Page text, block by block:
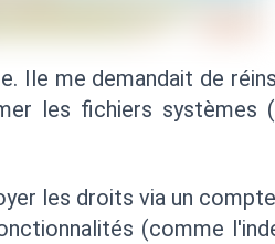
Ile me demandait de
les fichiers systèmes
les droits via un
(comme